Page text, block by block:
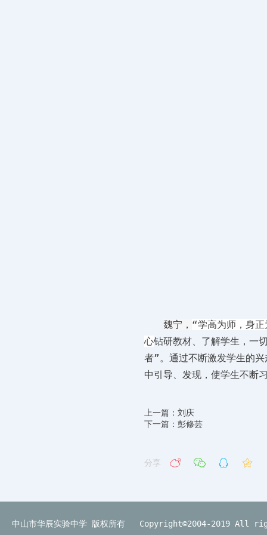
魏宁， “学高为师，身
心钻研教材、了解学生，一
者”。通过不断激发学生的
中引导、发现，使学生不断
上一篇：刘庆
下一篇：彭修芸
分享
中山市华辰实验中学 版权所有 Copyright©2004-2019 All